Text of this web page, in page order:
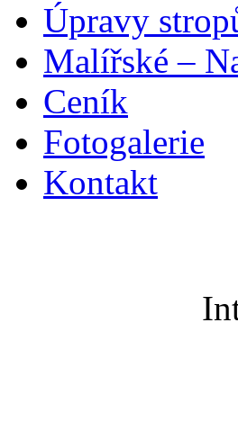
Úpravy
Malířské –
Ceník
Fotogalerie
Kontakt